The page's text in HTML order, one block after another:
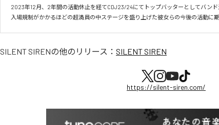
2023年12月、2年間の活動休止を経てCDJ23/24にてトップバッターとしてバンド
入場規制がかかるほどの超満員の中ステージを盛り上げた彼女らの今後の活動に期
SILENT SIRENの他のリリース： SILENT SIREN
https://silent-siren.com/